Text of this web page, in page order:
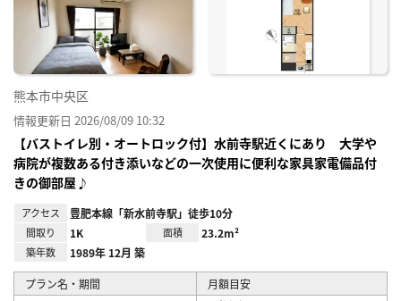
熊本市中央区
情報更新日 2026/08/09 10:32
【バストイレ別・オートロック付】水前寺駅近くにあり 大学や
病院が複数ある付き添いなどの一次使用に便利な家具家電備品付
きの御部屋♪
アクセス 豊肥本線「新水前寺駅」徒歩10分
間取り 1K 面積 23.2m²
築年数 1989年 12月 築
プラン名・期間
月額目安